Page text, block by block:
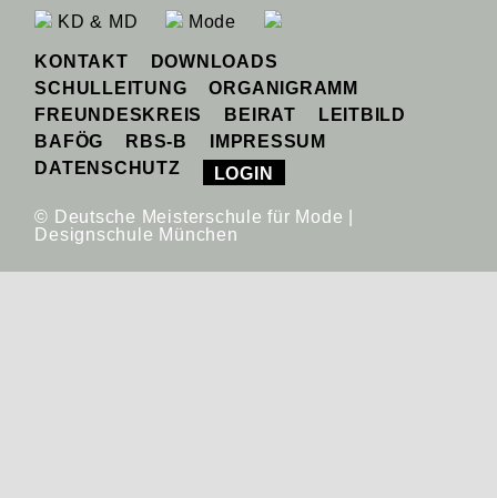
KD & MD Mode
KONTAKT
DOWNLOADS
SCHULLEITUNG
ORGANIGRAMM
FREUNDESKREIS
BEIRAT
LEITBILD
BAFÖG
RBS-B
IMPRESSUM
DATENSCHUTZ
LOGIN
© Deutsche Meisterschule für Mode |
Designschule München